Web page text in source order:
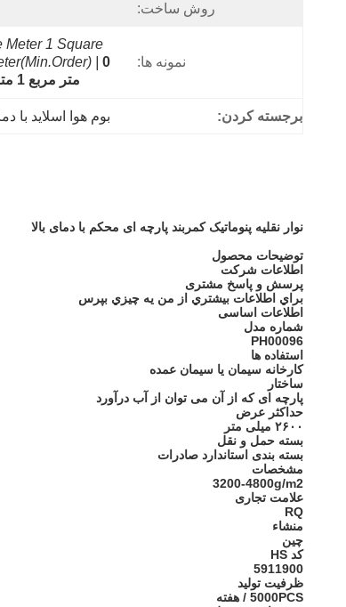
روش ساخت:
نمونه ها:
Meter 1 Square
|
متر مربع 1 متر مربع (حداقل
برجسته کردن: بوم هوا اسلاید با
نوار نقلیه پنوماتیک کمربند پارچه ای محکم با دمای بالا
توضیحات محصول
اطلاعات شرکت
پرسش و پاسخ مشتری
براي اطلاعات بيشتري از من يه چيزي بپرس
اطلاعات اساسی
شماره مدل
PH00096
استفاده ها
کارخانه سیمان یا سیمان عمده
ساختار
پارچه ای که از آن می توان از آب درآورد
حداکثر عرض
۲۶۰۰ میلی متر
بسته حمل و نقل
بسته بندی استاندارد صادرات
مشخصات
3200-4800g/m2
علامت تجاری
RQ
منشاء
چین
کد HS
5911900
ظرفیت تولید
5000PCS / هفته